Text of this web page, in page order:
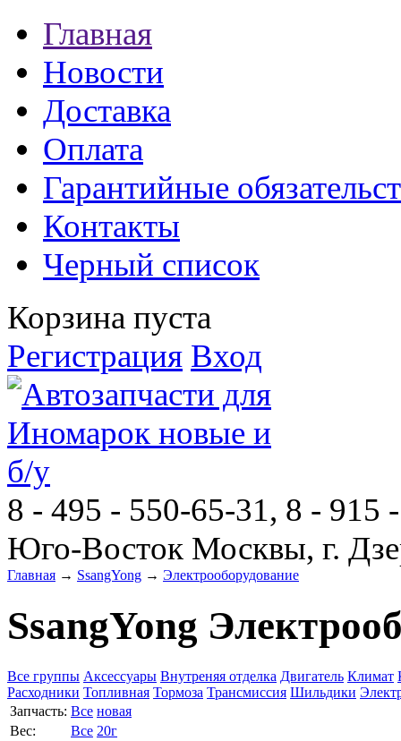
Главная
Новости
Доставка
Оплата
Гарантийные
Контакты
Черный список
Корзина пуста
Регистрация Вход
8 - 495 - 550-65-31, 8 - 915
Юго-Восток Москвы, г.
Главная → SsangYong → Электрооборудование
SsangYong
Все группы Аксессуары Внутреняя отделка Двигатель Климат
Расходники Топливная Тормоза Трансмиссия Шильдики
Запчасть: Все новая
Вес:
Все 20г